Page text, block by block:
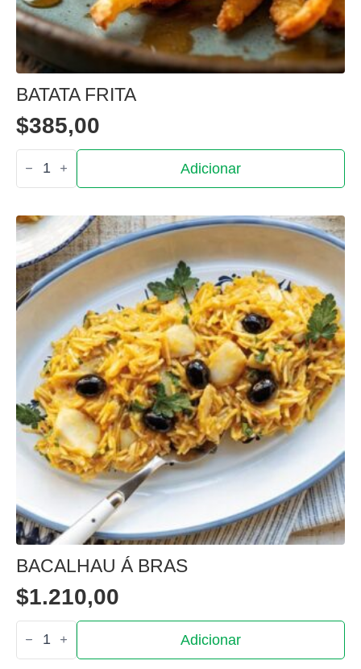
BATATA FRITA
$385,00
Quantidade
de
Batata
Adicionar
BACALHAU Á BRAS
$1.210,00
Quantidade
de
Bacalhau
Adicionar